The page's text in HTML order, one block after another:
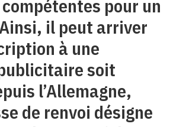
pour un
il peut arriver
à une
soit
l’Allemagne,
de renvoi désigne